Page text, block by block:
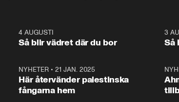
och Makten.
– Vi ställer upp i val. Ska vi
vara med så sitter vi förstås
1:064 AUGUSTI
Så blir vädret där du bor
3
Så
NYHETER •21 JAN. 2025
Här återvänder palestinska
fångarna hem